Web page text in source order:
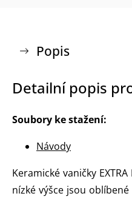
Popis
Detailní popis
Soubory ke stažení:
Návody
Keramické vaničky
nízké výšce jsou